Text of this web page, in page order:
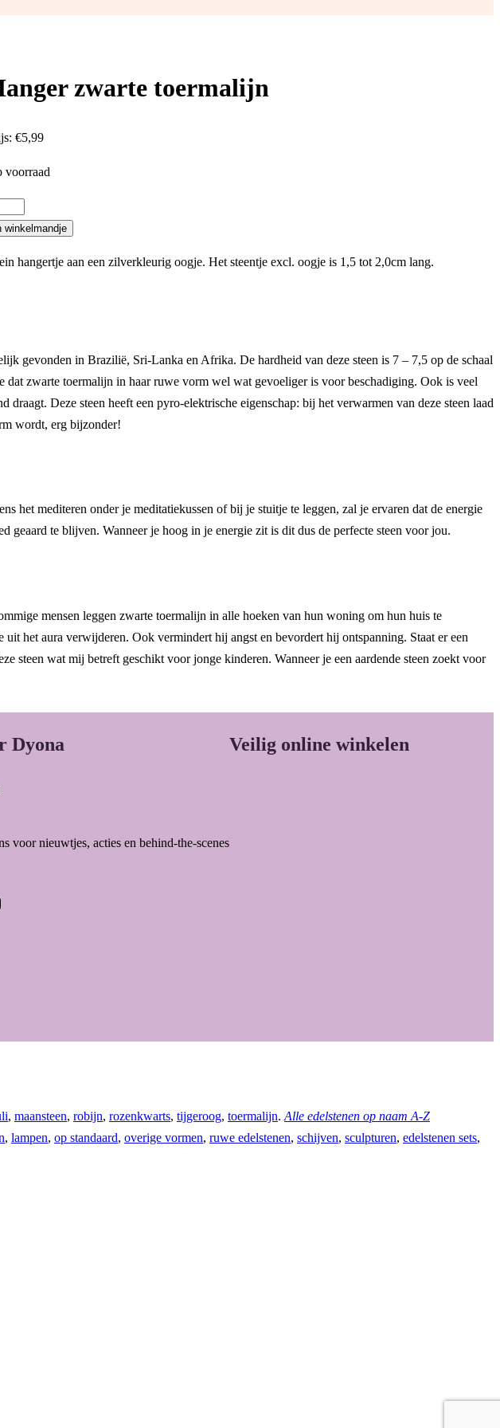
zwarte toermalijn
€5,99
voorraad
winkelmandje
hangertje aan een zilverkleurig oogje. Het steentje excl. oogje is 1,5 tot 2,0cm lang.
gevonden in Brazilië, Sri-Lanka en Afrika. De hardheid van deze steen is 7 – 7,5 op de schaal
zwarte toermalijn in haar ruwe vorm wel wat gevoeliger is voor beschadiging. Ook is veel
Deze steen heeft een pyro-elektrische eigenschap: bij het verwarmen van deze steen laad
wordt, erg bijzonder!
het mediteren onder je meditatiekussen of bij je stuitje te leggen, zal je ervaren dat de energie
geaard te blijven. Wanneer je hoog in je energie zit is dit dus de perfecte steen voor jou.
mensen leggen zwarte toermalijn in alle hoeken van hun woning om hun huis te
het aura verwijderen. Ook vermindert hij angst en bevordert hij ontspanning. Staat er een
steen wat mij betreft geschikt voor jonge kinderen. Wanneer je een aardende steen zoekt voor
Dyona
voor nieuwtjes, acties en behind-the-scenes
Veilig online winkelen
, maansteen, robijn, rozenkwarts, tijgeroog, toermalijn. Alle edelstenen op naam A-Z
, lampen, op standaard, overige vormen, ruwe edelstenen, schijven, sculpturen, edelstenen sets,